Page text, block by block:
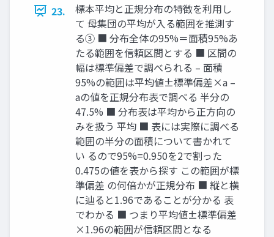
23.
標本平均と正規分布の特徴を利用し
て 母集団の平均が入る範囲を推測す
る③ ■ 分布全体の95%＝面積95%あ
たる範囲を信頼区間とする ■ 区間の
幅は標準偏差で調べられる – 面積
95%の範囲は平均値±標準偏差×a –
aの値を正規分布表で調べる 半分の
47.5% ■ 分布表は平均から正方向の
みを扱う 平均 ■ 表には実際に調べる
範囲の半分の面積について書かれて
い るので95%=0.950を2で割った
0.475の値を表から探す この範囲が標
準偏差 の何倍かが正規分布 ■ 縦と横
に辿ると1.96であることが分かる 表
でわかる ■ つまり平均値±標準偏差
×1.96の範囲が信頼区間となる